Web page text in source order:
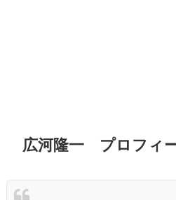
広河隆一 プロフィ